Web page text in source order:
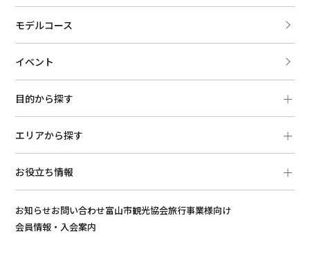
モデルコース
イベント
目的から探す
エリアから探す
お役立ち情報
お知らせお問い合わせ富山市観光協会旅行事業様向け
会員情報・入会案内